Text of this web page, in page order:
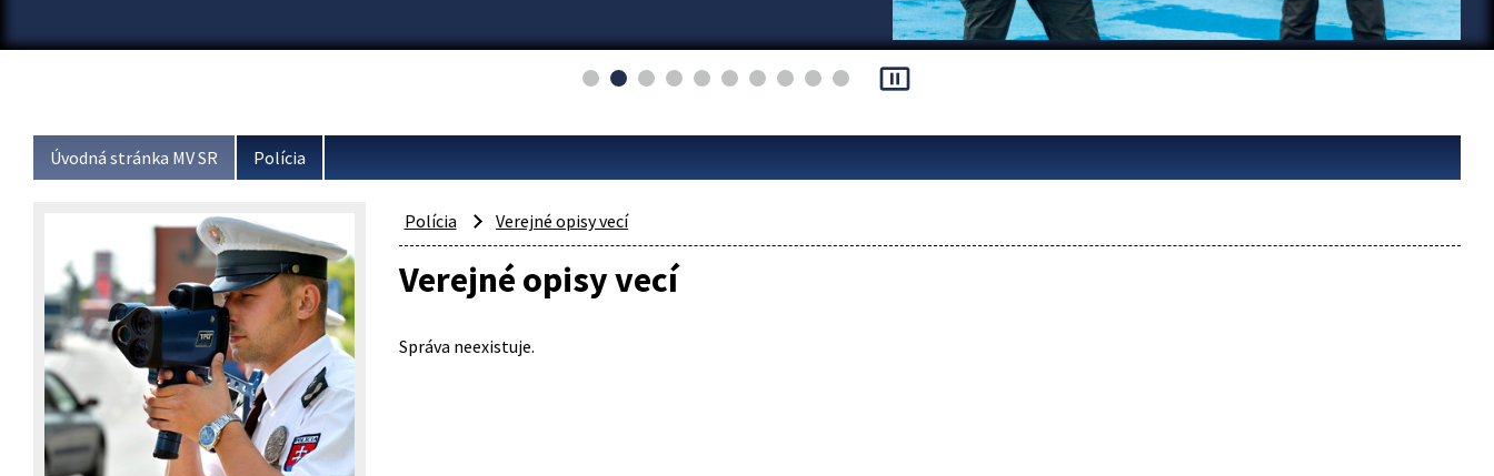
pause_presentation
Úvodná stránka MV SR Polícia
Polícia Verejné opisy vecí
Verejné opisy vecí
Správa neexistuje.